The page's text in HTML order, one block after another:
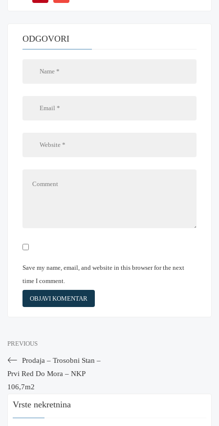
ODGOVORI
Save my name, email, and website in this browser for the next
time I comment.
PREVIOUS
Prodaja – Trosobni Stan –
Prvi Red Do Mora – NKP
106,7m2
Vrste nekretnina